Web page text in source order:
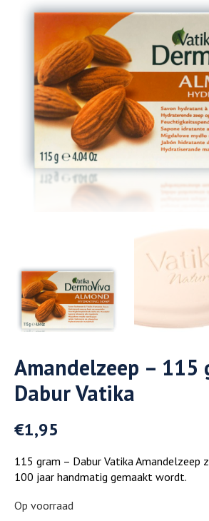
Amandelzeep – 115
Dabur Vatika
€1,95
115 gram – Dabur Vatika Amandelzeep
100 jaar handmatig gemaakt wordt.
Op voorraad